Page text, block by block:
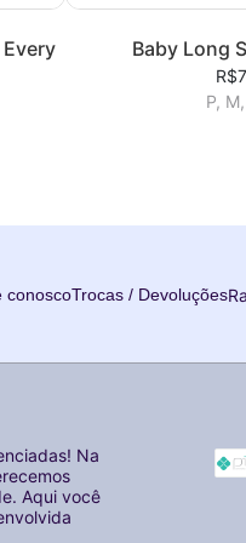
Baby Long
P,
conoscoTrocas / Devoluções
Na
Aqui você